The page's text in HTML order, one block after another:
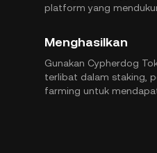
platform yang
Menghasilkan
Gunakan Cypherdog
terlibat dalam staking,
farming untuk